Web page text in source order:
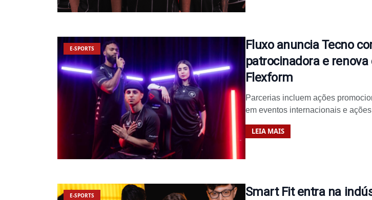
E-SPORTS
Fluxo anuncia Tecno
patrocinadora e renova
Flexform
Parcerias incluem ações
em eventos internacionais e
LEIA MAIS
E-SPORTS
Smart Fit entra na